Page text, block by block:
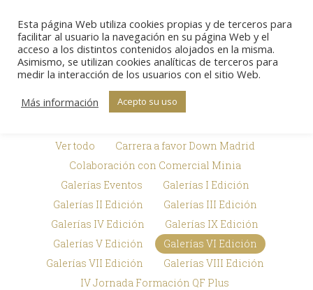
Galerías de
imágenes
Estás aquí:
Inicio
Premios Txema Elorza
Ver todo
Carrera a favor Down Madrid
Colaboración con Comercial Minia
Galerías Eventos
Galerías I Edición
Galerías II Edición
Galerías III Edición
Galerías IV Edición
Galerías IX Edición
Galerías V Edición
Galerías VI Edición
Galerías VII Edición
Galerías VIII Edición
IV Jornada Formación QF Plus
Esta página Web utiliza cookies propias y de terceros para
facilitar al usuario la navegación en su página Web y el
acceso a los distintos contenidos alojados en la misma.
Asimismo, se utilizan cookies analíticas de terceros para
medir la interacción de los usuarios con el sitio Web.
Más información
Acepto su uso